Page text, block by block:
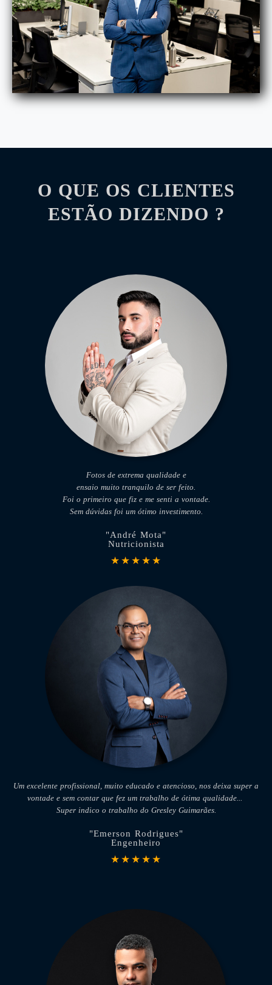
O QUE OS CLIENTES
ESTÃO DIZENDO ?
Fotos de extrema qualidade e
ensaio muito tranquilo de ser feito.
Foi o primeiro que fiz e me senti a vontade.
Sem dúvidas foi um ótimo investimento.
"André Mota"
Nutricionista
★★★★★
Um excelente profissional, muito educado e atencioso, nos deixa super a
vontade e sem contar que fez um trabalho de ótima qualidade...
Super indico o trabalho do Gresley Guimarães.
"Emerson Rodrigues"
Engenheiro
★★★★★